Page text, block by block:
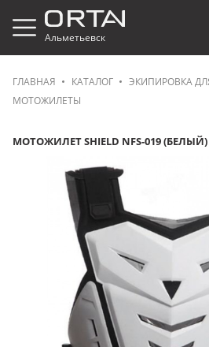
Альметьевск
ГЛАВНАЯ КАТАЛОГ
ЭКИПИРОВКА
МОТОЖИЛЕТЫ
МОТОЖИЛЕТ SHIELD NFS-019 (БЕЛЫЙ)